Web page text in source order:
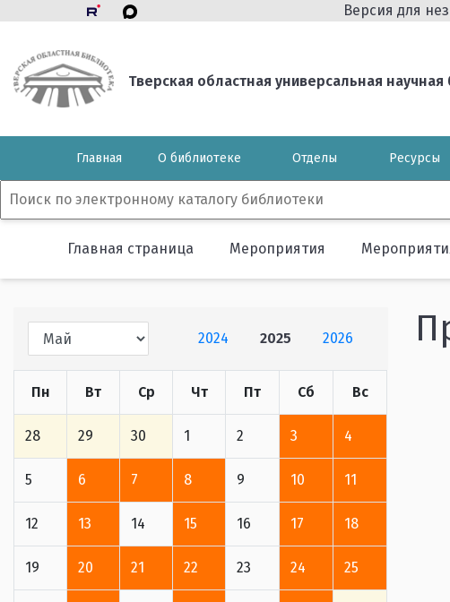
Версия для
Тверская областная универсальная
Главная О библиотеке Отделы Ресурсы
Главная страница Мероприятия
2024 2025 2026
Пн Вт Ср Чт Пт Сб Вс
28 29 30 1 2 3 4
5 6 7 8 9 10 11
12 13 14 15 16 17 18
19 20 21 22 23 24 25